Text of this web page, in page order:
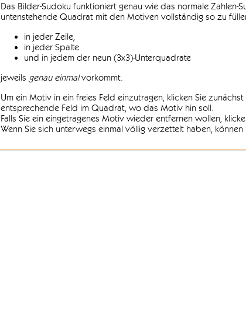
Das Bilder-Sudoku funktioniert genau wie das normale
untenstehende Quadrat mit den Motiven vollständig so zu
in jeder Zeile,
in jeder Spalte
und in jedem der neun (3x3)-Unterquadrate
jeweils genau einmalvorkommt.
Um ein Motiv in ein freies Feld einzutragen, klicken Sie
entsprechende Feld im Quadrat, wo das Motiv hin soll.
Falls Sie ein eingetragenes Motiv wieder entfernen wollen,
Wenn Sie sich unterwegs einmal völlig verzettelt haben,